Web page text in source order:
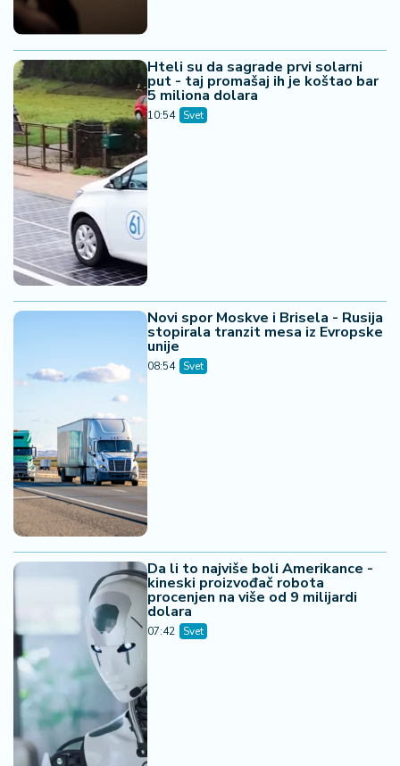
15. 07. 2026 07:44
Većina građana izgubi novac pre nego što stigne na
letovanje - ovih 7 troškova skoro niko ne planira
07. 08. 2026 13:16
Бар: Пожар на Лисињу и даље активан
05. 08. 2026 06:45
Šta dete nasleđuje od oca, a šta od majke? Sve što
treba da znate o genetici